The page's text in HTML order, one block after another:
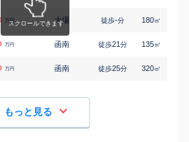
万円 大場 徒歩-分 180㎡
万円 函南 徒歩21分 135㎡
万円 函南 徒歩25分 320㎡
もっと見る